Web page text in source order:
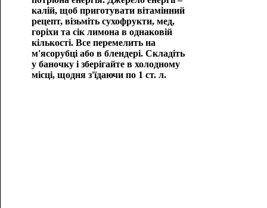
калій, щоб приготувати вітамінний
рецепт, візьміть сухофрукти, мед,
горіхи та сік лимона в однаковій
кількості. Все перемелить на
м'ясорубці або в блендері. Складіть
у баночку і зберігайте в холодному
місці, щодня з'їдаючи по 1 ст. л.